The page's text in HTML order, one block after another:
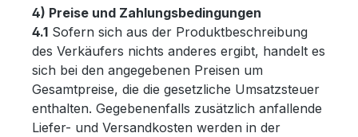
4) Preise und Zahlungsbedingungen
4.1 Sofern sich aus der Produktbeschreibung
des Verkäufers nichts anderes ergibt, handelt es
sich bei den angegebenen Preisen um
Gesamtpreise, die die gesetzliche Umsatzsteuer
enthalten. Gegebenenfalls zusätzlich anfallende
Liefer- und Versandkosten werden in der